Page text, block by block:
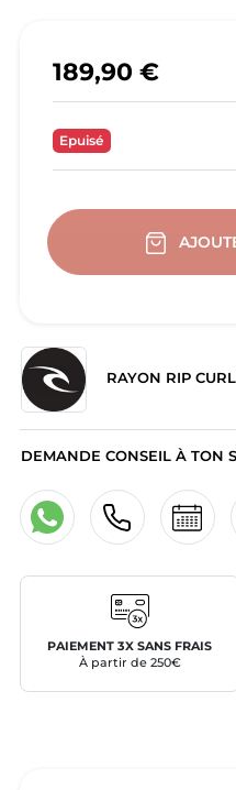
189,90 €
Epuisé
RAYON RIP CURL
DEMANDE CONSEIL À TON
PAIEMENT 3X SANS FRAIS
À partir de 250€